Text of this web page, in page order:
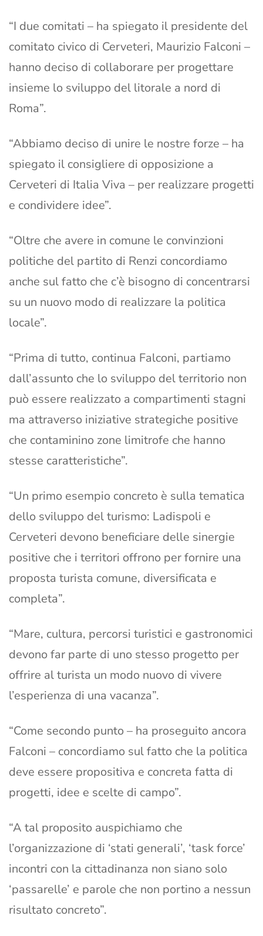
“I due comitati – ha spiegato il presidente del
comitato civico di Cerveteri, Maurizio Falconi –
hanno deciso di collaborare per progettare
insieme lo sviluppo del litorale a nord di
Roma”.
“Abbiamo deciso di unire le nostre forze – ha
spiegato il consigliere di opposizione a
Cerveteri di Italia Viva – per realizzare progetti
e condividere idee”.
“Oltre che avere in comune le convinzioni
politiche del partito di Renzi concordiamo
anche sul fatto che c’è bisogno di concentrarsi
su un nuovo modo di realizzare la politica
locale”.
“Prima di tutto, continua Falconi, partiamo
dall’assunto che lo sviluppo del territorio non
può essere realizzato a compartimenti stagni
ma attraverso iniziative strategiche positive
che contaminino zone limitrofe che hanno
stesse caratteristiche”.
“Un primo esempio concreto è sulla tematica
dello sviluppo del turismo: Ladispoli e
Cerveteri devono beneficiare delle sinergie
positive che i territori offrono per fornire una
proposta turista comune, diversificata e
completa”.
“Mare, cultura, percorsi turistici e gastronomici
devono far parte di uno stesso progetto per
offrire al turista un modo nuovo di vivere
l’esperienza di una vacanza”.
“Come secondo punto – ha proseguito ancora
Falconi – concordiamo sul fatto che la politica
deve essere propositiva e concreta fatta di
progetti, idee e scelte di campo”.
“A tal proposito auspichiamo che
l’organizzazione di ‘stati generali’, ‘task force’
incontri con la cittadinanza non siano solo
‘passarelle’ e parole che non portino a nessun
risultato concreto”.